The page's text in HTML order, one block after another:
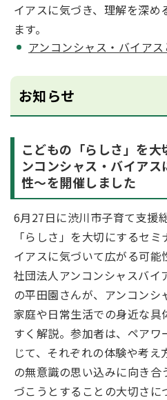
イアスに気づき、理解を深め
ます。
アンコンシャス・バイアス
お知らせ
こどもの「らしさ」を
ンコンシャス・バイア
性～を開催しました
6月27日に渋川市子育て支援
「らしさ」を大切にするセ
イアスに気づいて広がる可
社団法人アンコンシャスバイ
の平田園さんが、アンコンシ
家庭や日常生活での身近な
すく解説。参加者は、ペア
じて、それぞれの体験や考
の無意識の思い込みに向き
づこうとすることの大切さに